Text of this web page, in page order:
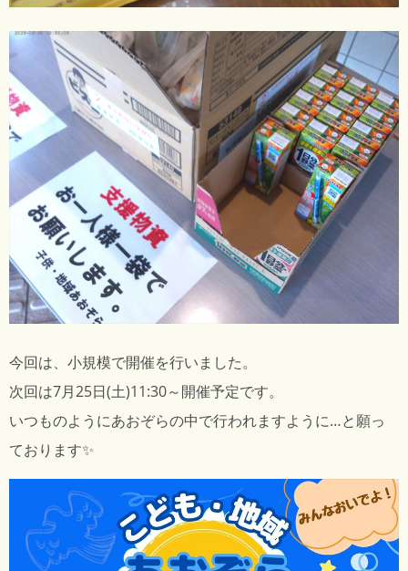
今回は、小規模で開催を行いました。
次回は7月25日(土)11:30～開催予定です。
いつものようにあおぞらの中で行われますように…と願っ
ております✨